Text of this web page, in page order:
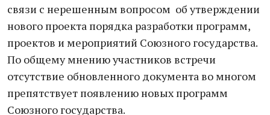
связи с нерешенным вопросом об утверждении
нового проекта порядка разработки программ,
проектов и мероприятий Союзного государства.
По общему мнению участников встречи
отсутствие обновленного документа во многом
препятствует появлению новых программ
Союзного государства.